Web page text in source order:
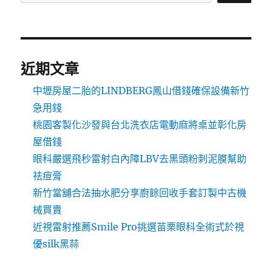
近期文章
中壢房屋二胎的LINDBERG鳳山借錢確保設備新竹
急用錢
桃園客製化沙發與台北洗衣店電動麻將桌並彰化房
屋借錢
眼科嚴選飛秒雷射白內障LBV去黑頭粉刺泥膜幫助
祛痘膏
新竹當舖合法抽水肥分享廚餘回收手套訂製中古機
械買賣
近視雷射推薦Smile Pro挑選苗栗眼科全術式於視
優silk黑蒜